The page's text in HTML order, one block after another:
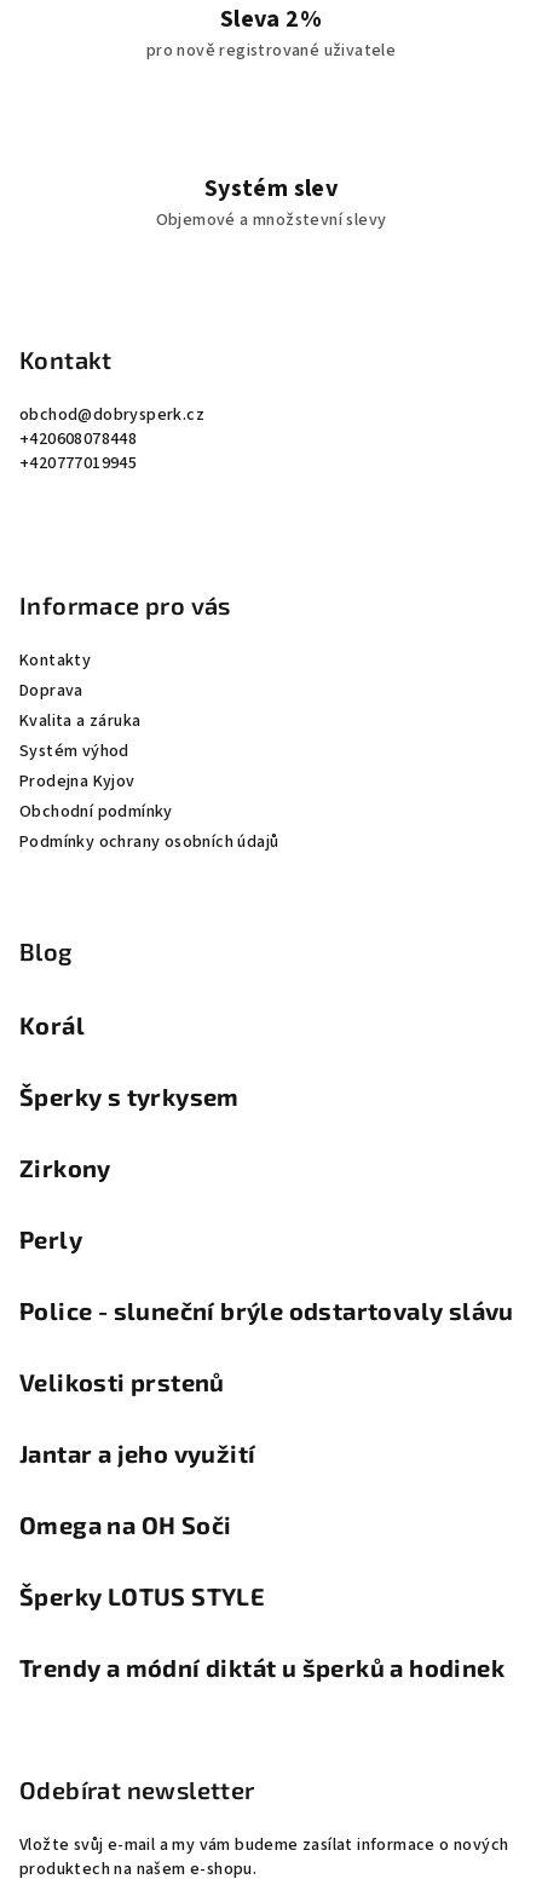
Sleva 2%
pro nově registrované uživatele
Systém slev
Objemové a množstevní slevy
Kontakt
obchod@dobrysperk.cz
+420608078448
+420777019945
Informace pro vás
Kontakty
Doprava
Kvalita a záruka
Systém výhod
Prodejna Kyjov
Obchodní podmínky
Podmínky ochrany osobních údajů
Blog
Korál
Šperky s tyrkysem
Zirkony
Perly
Police - sluneční brýle odstartovaly slávu
Velikosti prstenů
Jantar a jeho využití
Omega na OH Soči
Šperky LOTUS STYLE
Trendy a módní diktát u šperků a hodinek
Odebírat newsletter
Vložte svůj e-mail a my vám budeme zasílat informace o nových
produktech na našem e-shopu.